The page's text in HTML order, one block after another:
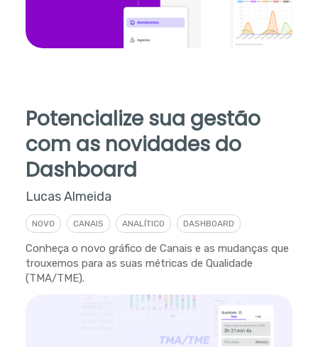
Potencialize sua gestão
com as novidades do
Dashboard
Lucas Almeida
NOVO CANAIS ANALÍTICO DASHBOARD
Conheça o novo gráfico de Canais e as mudanças que
trouxemos para as suas métricas de Qualidade
(TMA/TME).